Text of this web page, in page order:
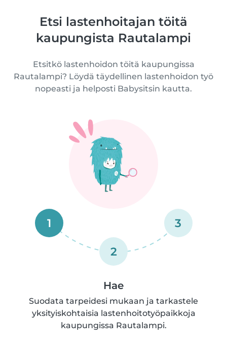
Etsi lastenhoitajan töitä
kaupungista Rautalampi
Etsitkö lastenhoidon töitä kaupungissa
Rautalampi? Löydä täydellinen lastenhoidon työ
nopeasti ja helposti Babysitsin kautta.
1
2
3
Hae
Suodata tarpeidesi mukaan ja tarkastele
yksityiskohtaisia lastenhoitotyöpaikkoja
kaupungissa Rautalampi.